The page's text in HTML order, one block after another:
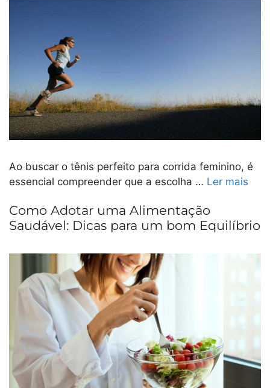
Ao buscar o tênis perfeito para corrida feminino, é
essencial compreender que a escolha … Ler mais
Como Adotar uma Alimentação
Saudável: Dicas para um bom Equilíbrio